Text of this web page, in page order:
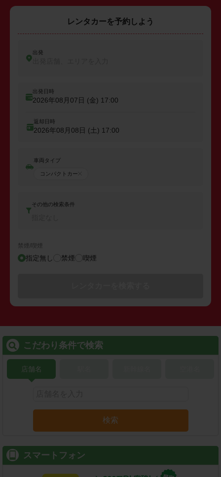
レンタカーを予約しよう
出発
出発日時
2026年08月07日 (金) 17:00
返却日時
2026年08月08日 (土) 17:00
車両タイプ
コンパクトカー
その他の検索条件
禁煙/喫煙
指定無し 禁煙 喫煙
こだわり条件で検索
店舗名
検索
スマートフォン